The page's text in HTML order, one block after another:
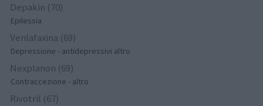
Depakin (70)
Epilessia
Venlafaxina (69)
Depressione - antidepressivi altro
Nexplanon (69)
Contraccezione - altro
Rivotril (67)